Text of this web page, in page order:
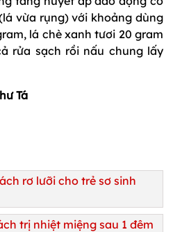
vừa rụng) với khoảng dùng
lá chè xanh tươi 20 gram
rửa sạch rồi nấu chung lấy
Tá
rơ lưỡi cho trẻ sơ sinh
trị nhiệt miệng sau 1 đêm